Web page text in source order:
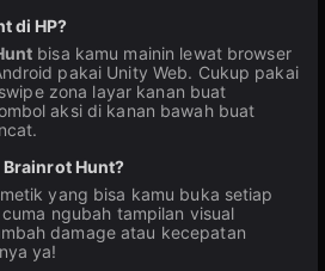
di HP?
bisa kamu mainin lewat browser
pakai Unity Web. Cukup pakai
zona layar kanan buat
aksi di kanan bawah buat
Hunt?
yang bisa kamu buka setiap
ngubah tampilan visual
damage atau kecepatan
ya!